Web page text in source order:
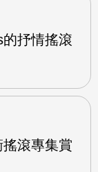
抒情搖滾
滾專集賞